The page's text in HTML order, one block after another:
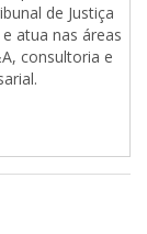
de Justiça
atua nas áreas
consultoria e